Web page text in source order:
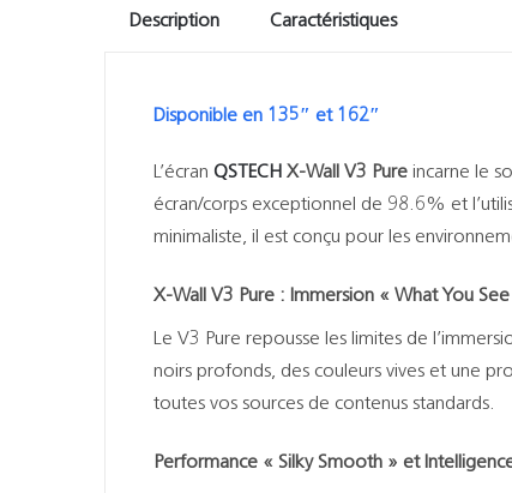
Description Caractéristiques
Disponible en 135″ et 162″
L’écran QSTECHX-Wall V3 Pureincarne le
écran/corps exceptionnel de 98.6% et
minimaliste, il est conçu pour les
X-Wall V3 Pure : Immersion « What You
Le V3 Pure repousse les limites de
noirs profonds, des couleurs vives et une
toutes vos sources de contenus standards.
Performance « Silky Smooth » et